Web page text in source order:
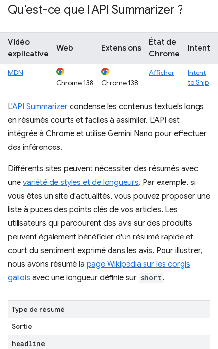
Qu'est-ce que l'API Summarizer ?
Vidéo
explicative
Web Extensions
État de
Chrome
Intent
MDN
Chrome 138
Chrome 138
Afficher
Intent
to Ship
L'API Summarizer condense les contenus textuels longs
en résumés courts et faciles à assimiler. L'API est
intégrée à Chrome et utilise Gemini Nano pour effectuer
des inférences.
Différents sites peuvent nécessiter des résumés avec
une variété de styles et de longueurs. Par exemple, si
vous êtes un site d'actualités, vous pouvez proposer une
liste à puces des points clés de vos articles. Les
utilisateurs qui parcourent des avis sur des produits
peuvent également bénéficier d'un résumé rapide et
court du sentiment exprimé dans les avis. Pour illustrer,
nous avons résumé la page Wikipedia sur les corgis
gallois avec une longueur définie sur short .
Type de résumé
Sortie
headline